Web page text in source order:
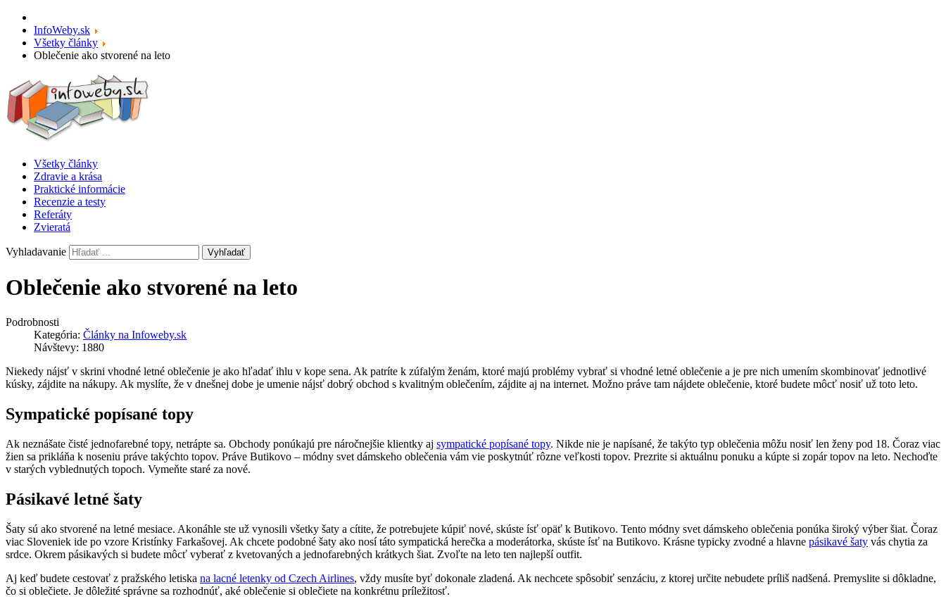
InfoWeby.sk
Všetky články
Oblečenie ako stvorené na leto
Všetky články
Zdravie a krása
Praktické informácie
Recenzie a testy
Referáty
Zvieratá
Vyhladavanie Vyhľadať
Oblečenie ako stvorené na leto
Podrobnosti
Kategória: Články na Infoweby.sk
Návštevy: 1880
Niekedy nájsť v skrini vhodné letné oblečenie je ako hľadať ihlu v kope sena. Ak patríte k zúfalým ženám, ktoré majú problémy vybrať si vhodné letné oblečenie a je pre nich umením skombinovať jednotlivé
kúsky, zájdite na nákupy. Ak myslíte, že v dnešnej dobe je umenie nájsť dobrý obchod s kvalitným oblečením, zájdite aj na internet. Možno práve tam nájdete oblečenie, ktoré budete môcť nosiť už toto leto.
Sympatické popísané topy
Ak neznášate čisté jednofarebné topy, netrápte sa. Obchody ponúkajú pre náročnejšie klientky aj sympatické popísané topy. Nikde nie je napísané, že takýto typ oblečenia môžu nosiť len ženy pod 18. Čoraz viac
žien sa prikláňa k noseniu práve takýchto topov. Práve Butikovo – módny svet dámskeho oblečenia vám vie poskytnúť rôzne veľkosti topov. Prezrite si aktuálnu ponuku a kúpte si zopár topov na leto. Nechoďte
v starých vyblednutých topoch. Vymeňte staré za nové.
Pásikavé letné šaty
Šaty sú ako stvorené na letné mesiace. Akonáhle ste už vynosili všetky šaty a cítite, že potrebujete kúpiť nové, skúste ísť opäť k Butikovo. Tento módny svet dámskeho oblečenia ponúka široký výber šiat. Čoraz
viac Sloveniek ide po vzore Kristínky Farkašovej. Ak chcete podobné šaty ako nosí táto sympatická herečka a moderátorka, skúste ísť na Butikovo. Krásne typicky zvodné a hlavne pásikavé šaty vás chytia za
srdce. Okrem pásikavých si budete môcť vyberať z kvetovaných a jednofarebných krátkych šiat. Zvoľte na leto ten najlepší outfit.
Aj keď budete cestovať z pražského letiska na lacné letenky od Czech Airlines, vždy musíte byť dokonale zladená. Ak nechcete spôsobiť senzáciu, z ktorej určite nebudete príliš nadšená. Premyslite si dôkladne,
čo si oblečiete. Je dôležité správne sa rozhodnúť, aké oblečenie si oblečiete na konkrétnu príležitosť.